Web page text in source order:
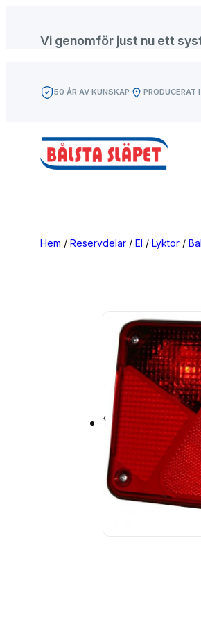
innehåll
Vi genomför just nu ett
50 ÅR AV KUNSKAP PRODUCERAT
Hem / Reservdelar / El / Lyktor /